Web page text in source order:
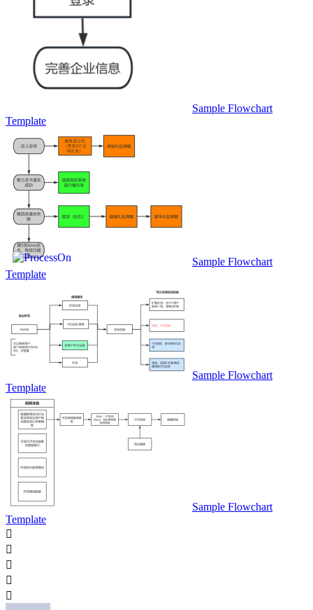
Sample Flowchart
Template
Sample Flowchart
Template
Sample Flowchart
Template
Sample Flowchart
Template




